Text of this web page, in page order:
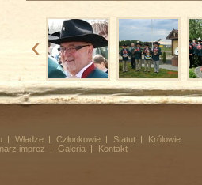
Władze Członkowie Statut
Królowie
imprez Galeria Kontakt